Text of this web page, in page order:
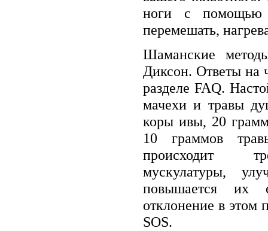
ноги с помощью
перемешать,
Шаманские
Диксон. Ответы на
разделе FAQ.
мачехи и травы
коры ивы, 20
10 граммов
происходит
мускулатуры,
повышается их
отклонение в этом
SOS.